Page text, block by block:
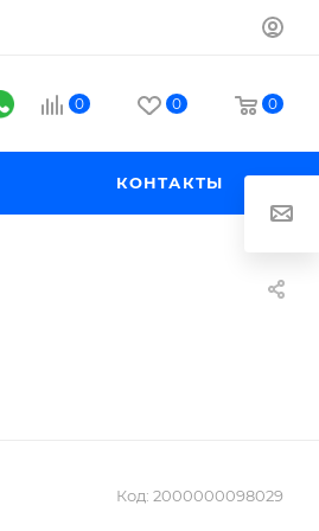
0 0 0
КОНТАКТЫ
Код: 2000000098029